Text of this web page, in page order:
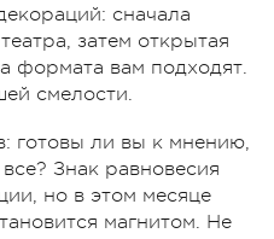
сначала
затем открытая
формата вам подходят.
смелости.
готовы ли вы к мнению,
Знак равновесия
но в этом месяце
магнитом. Не